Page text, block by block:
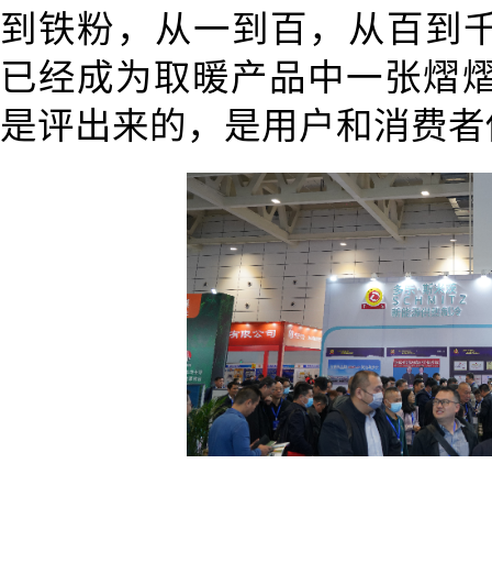
到铁粉，从一到百，从百到
已经成为取暖产品中一张熠
是评出来的，是用户和消费